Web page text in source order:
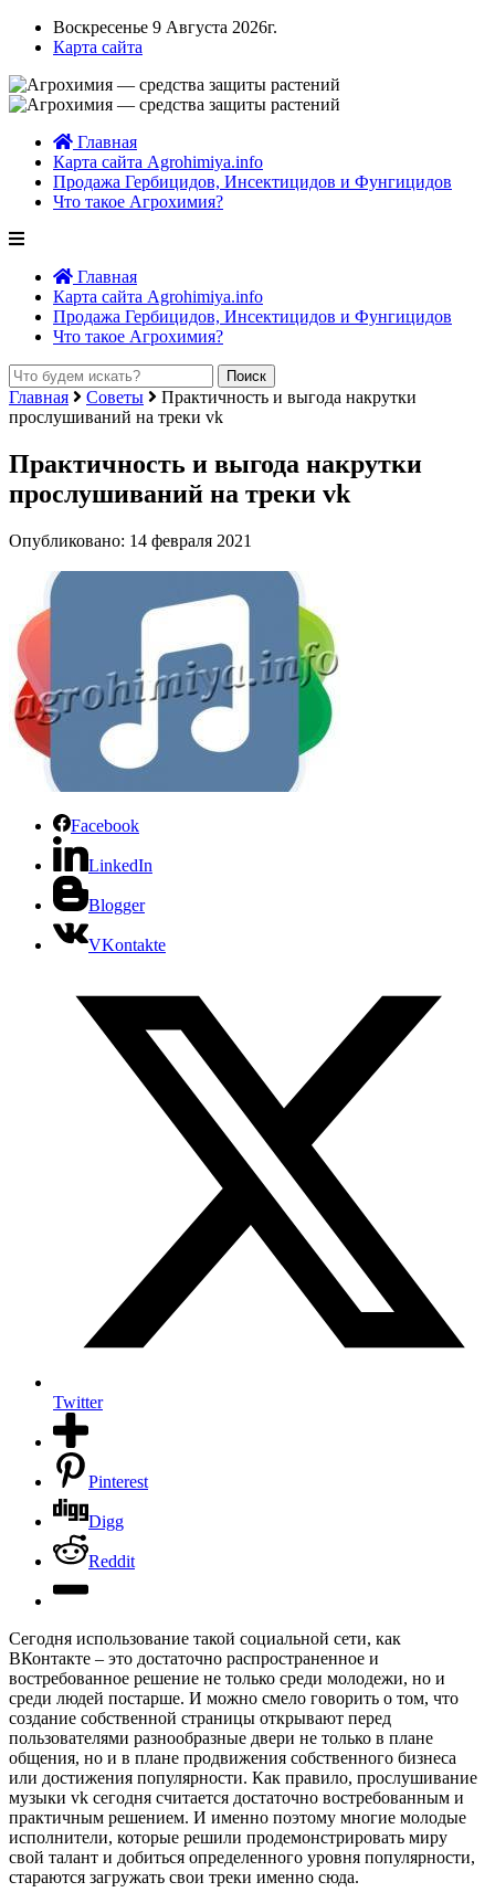
Воскресенье 9 Августа 2026г.
Карта сайта
Главная
Карта сайта Agrohimiya.info
Продажа Гербицидов, Инсектицидов и Фунгицидов
Что такое Агрохимия?
Главная
Карта сайта Agrohimiya.info
Продажа Гербицидов, Инсектицидов и Фунгицидов
Что такое Агрохимия?
Главная Советы
Практичность и выгода накрутки
прослушиваний на треки vk
Практичность и выгода накрутки
прослушиваний на треки vk
Опубликовано: 14 февраля 2021
Facebook
LinkedIn
Blogger
VKontakte
Twitter
Pinterest
Digg
Reddit
Сегодня использование такой социальной сети, как
ВКонтакте – это достаточно распространенное и
востребованное решение не только среди молодежи, но и
среди людей постарше. И можно смело говорить о том, что
создание собственной страницы открывают перед
пользователями разнообразные двери не только в плане
общения, но и в плане продвижения собственного бизнеса
или достижения популярности. Как правило, прослушивание
музыки vk сегодня считается достаточно востребованным и
практичным решением. И именно поэтому многие молодые
исполнители, которые решили продемонстрировать миру
свой талант и добиться определенного уровня популярности,
стараются загружать свои треки именно сюда.